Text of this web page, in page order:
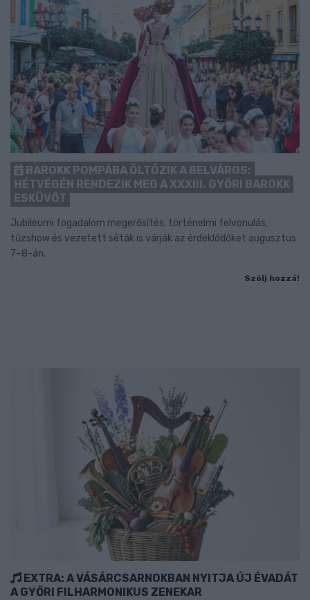
BAROKK POMPÁBA ÖLTÖZIK A BELVÁROS:
HÉTVÉGÉN RENDEZIK MEG A XXXIII. GYŐRI BAROKK
ESKÜVŐT
Jubileumi fogadalom megerősítés, történelmi felvonulás,
tűzshow és vezetett séták is várják az érdeklődőket augusztus
7–8-án.
Szólj hozzá!
EXTRA: A VÁSÁRCSARNOKBAN NYITJA ÚJ ÉVADÁT
A GYŐRI FILHARMONIKUS ZENEKAR